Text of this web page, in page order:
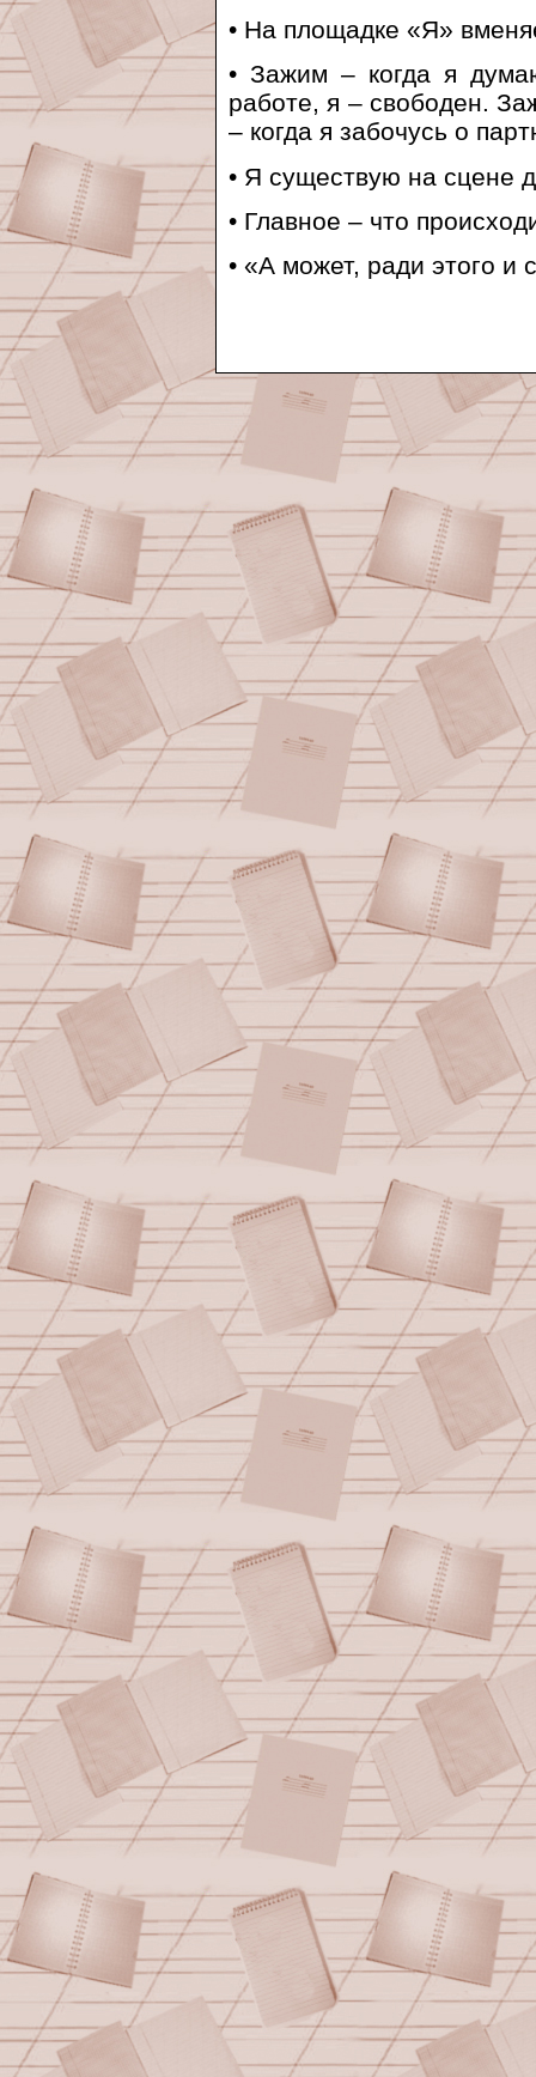
• На площадке «Я»
• Зажим – когда я
работе, я – свободен.
– когда я забочусь о
• Я существую на сцене
• Главное – что
• «А может, ради этого и